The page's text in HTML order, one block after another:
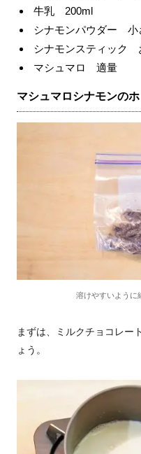
牛乳 200ml
シナモンパウダー 小
シナモンスティック
マシュマロ 適量
マシュマロシナモンの
溶けやすいように
まずは、ミルクチョコレー
ょう。